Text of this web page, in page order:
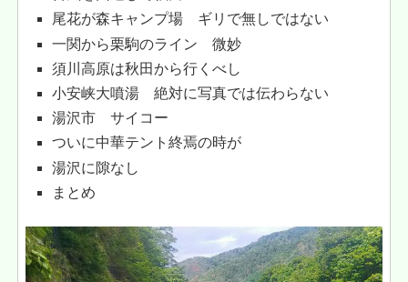
尾花が森キャンプ場 ギリで無しではない
一関から栗駒のライン 微妙
須川高原は秋田から行くべし
小安峡大噴湯 絶対に写真では伝わらない
湯沢市 サイコー
ついに中華テント終焉の時が
湯沢に隙なし
まとめ